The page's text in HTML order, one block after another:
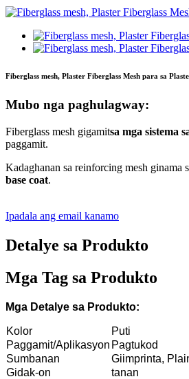
Fiberglass mesh, Plaster Fiberglass Mesh para sa
Mubo nga paghulagway:
Fiberglass mesh gigamitsa mga sistema
paggamit.
Kadaghanan sa reinforcing mesh ginama
base coat.
Ipadala ang email kanamo
Detalye sa Produkto
Mga Tag sa Produkto
Mga Detalye sa Produkto:
Kolor
Puti
Paggamit/Aplikasyon Pagtukod
Sumbanan
Giimprinta,
Gidak-on
tanan